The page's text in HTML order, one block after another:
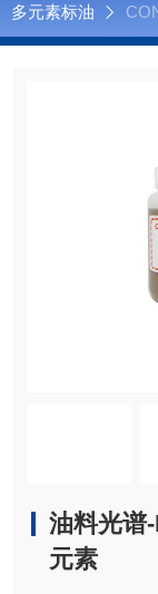
多元素标油
子发射光谱-
油料光谱
元素